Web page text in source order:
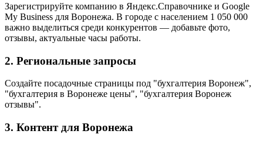
Зарегистрируйте компанию в Яндекс.Справочнике и Google
My Business для Воронежа. В городе с населением 1 050 000
важно выделиться среди конкурентов — добавьте фото,
отзывы, актуальные часы работы.
2. Региональные запросы
Создайте посадочные страницы под "бухгалтерия Воронеж",
"бухгалтерия в Воронеже цены", "бухгалтерия Воронеж
отзывы".
3. Контент для Воронежа